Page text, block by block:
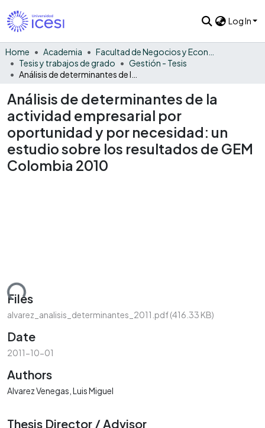
Log In
Home Academia
Tesis y trabajos de grado
Gestión - Tesis
Análisis de determinantes de la
actividad empresarial por
oportunidad y por necesidad: un
estudio sobre los resultados de GEM
Colombia 2010
Files
alvarez_analisis_determinantes_2011.pdf(416.33 KB)
Date
2011-10-01
Authors
Alvarez Venegas, Luis Miguel
Thesis Director / Advisor